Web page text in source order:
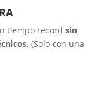
tiempo record sin
. (Solo con una